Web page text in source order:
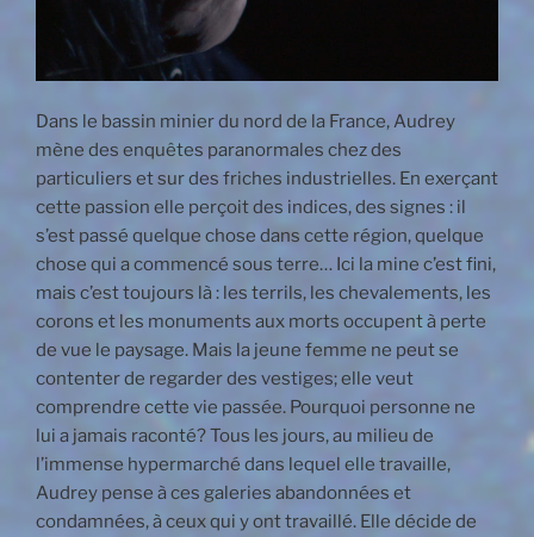
Dans le bassin minier du nord de la France, Audrey
mène des enquêtes paranormales chez des
particuliers et sur des friches industrielles. En exerçant
cette passion elle perçoit des indices, des signes : il
s’est passé quelque chose dans cette région, quelque
chose qui a commencé sous terre… Ici la mine c’est fini,
mais c’est toujours là : les terrils, les chevalements, les
corons et les monuments aux morts occupent à perte
de vue le paysage. Mais la jeune femme ne peut se
contenter de regarder des vestiges; elle veut
comprendre cette vie passée. Pourquoi personne ne
lui a jamais raconté? Tous les jours, au milieu de
l’immense hypermarché dans lequel elle travaille,
Audrey pense à ces galeries abandonnées et
condamnées, à ceux qui y ont travaillé. Elle décide de